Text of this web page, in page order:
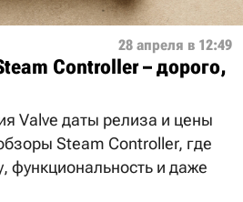
28 апреля в 12:49
Controller – дорого,
Valve даты релиза и цены
Steam Controller, где
функциональность и даже